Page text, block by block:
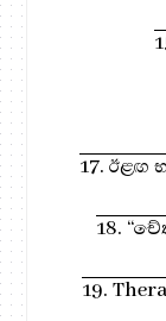
17. ඊළඟ
18.
19.